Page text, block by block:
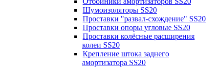
Шумоизоляторы SS20
Проставки "развал-схождение" SS20
Проставки опоры угловые SS20
Проставки колёсные расширения
колеи SS20
Крепление штока заднего
амортизатора SS20